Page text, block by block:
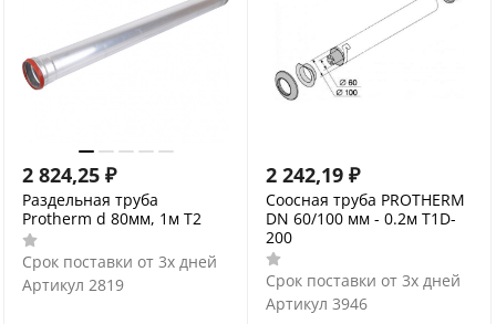
2 824,25 ₽
Раздельная труба
Protherm d 80мм, 1м T2
Срок поставки от 3х дней
Артикул 2819
2 242,19 ₽
Соосная труба PROTHERM
DN 60/100 мм - 0.2м T1D-
200
Срок поставки от 3х дней
Артикул 3946